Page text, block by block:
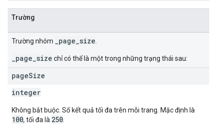
Trường
Trường nhóm _page_size
_page_size chỉ có thể là một trong những trạng thái sau:
pageSize
integer
Không bắt buộc. Số kết quả tối đa trên mỗi trang. Mặc định là
100, tối đa là 250